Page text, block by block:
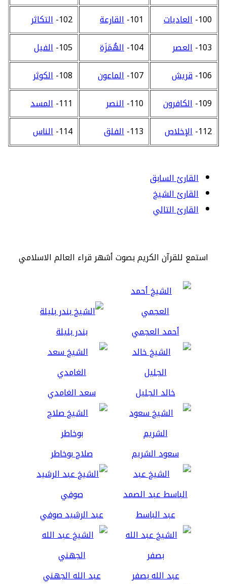
100- العاديات 101- القارعة 102- التكاثر
103- العصر 104- الهُمَزَة 105- الفيل
106- قريش 107- الماعون 108- الكوثر
109- الكافرون 110- النصر 111- المسد
112- الإخلاص 113- الفلق 114- الناس
القارئ السابق
القارئ الشيخ
القارئ التالي
استمع للقرآن الكريم بصوت أشهر قراء العالم الاسلامي
أحمد العجمي بندر بليلة
خالد الجليل سعد الغامدي
سعود الشريم صلاح بوخاطر
عبد الباسط عبد الرشيد صوفي
عبد الله بصفر عبد الله الجهني